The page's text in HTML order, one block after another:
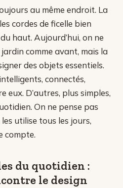
au même endroit. La
cordes de ficelle bien
haut. Aujourd’hui, on ne
comme avant, mais la
des objets essentiels.
connectés,
eux. D’autres, plus simples,
On ne pense pas
utilise tous les jours,
compte.
du quotidien :
le design